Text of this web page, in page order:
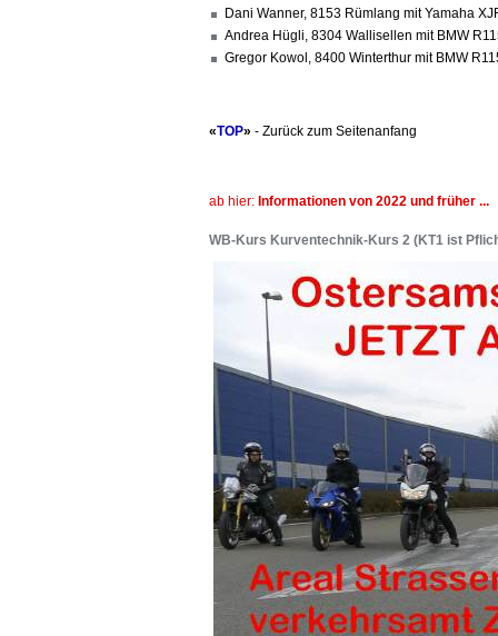
Dani Wanner, 8153 Rümlang mit Yamaha
Andrea Hügli, 8304 Wallisellen mit BMW
Gregor Kowol, 8400 Winterthur mit BMW
«TOP» - Zurück zum Seitenanfang
ab hier: Informationen von 2022 und früher ...
WB-Kurs Kurventechnik-Kurs 2 (KT1 ist